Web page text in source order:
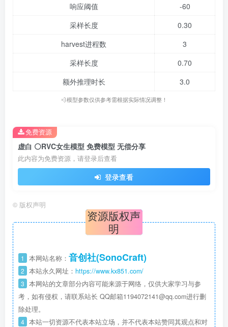
响应阈值
-60
采样长度
0.30
harvest进程数
3
采样长度
0.70
额外推理时长
3.0
💨模型参数仅供参考需根据实际情况调整！
虚白 ⚪RVC女生模型 免费模型 无偿分享
此内容为免费资源，请登录后查看
登录查看
免费资源
© 版权声明
资源版权声
明
1 本网站名称： 音创社(SonoCraft)
2 本站永久网址： https://www.kx851.com/
3 本网站的文章部分内容可能来源于网络，仅供大家学习与参
考，如有侵权，请联系站长 QQ邮箱1194072141@qq.com进行删
除处理。
4 本站一切资源不代表本站立场，并不代表本站赞同其观点和对